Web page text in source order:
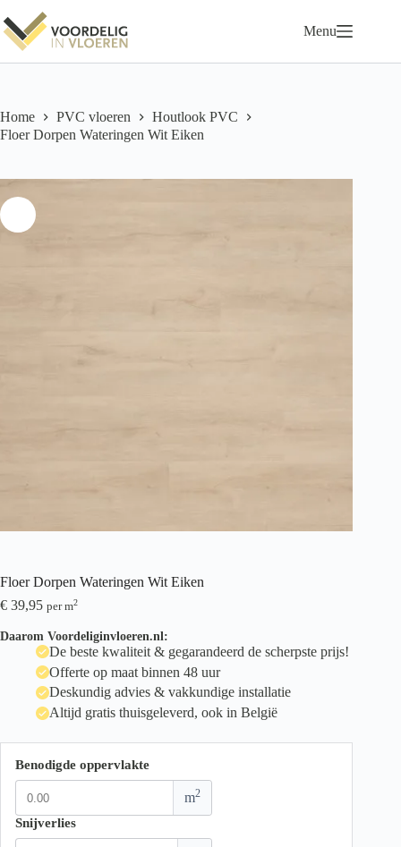
naar
de
inhoud
Menu
Home PVC vloeren
Houtlook PVC
Floer Dorpen Wateringen Wit Eiken
Floer Dorpen Wateringen Wit Eiken
€ 39,95 per m2
Daarom Voordeliginvloeren.nl:
De beste kwaliteit & gegarandeerd de scherpste prijs!
Offerte op maat binnen 48 uur
Deskundig advies & vakkundige installatie
Altijd gratis thuisgeleverd, ook in België
Benodigde oppervlakte
m2
Snijverlies